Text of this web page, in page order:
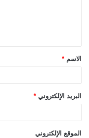
الاسم *
البريد الإلكتروني *
الموقع الإلكتروني